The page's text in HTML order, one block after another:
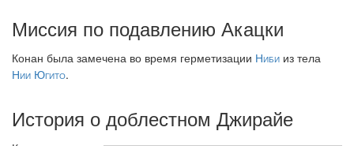
Миссия по подавлению Акацки
Конан была замечена во время герметизации Ниби из тела
Нии Югито.
История о доблестном Джирайе